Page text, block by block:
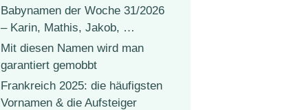
Babynamen der Woche 31/2026
– Karin, Mathis, Jakob, …
Mit diesen Namen wird man
garantiert gemobbt
Frankreich 2025: die häufigsten
Vornamen & die Aufsteiger